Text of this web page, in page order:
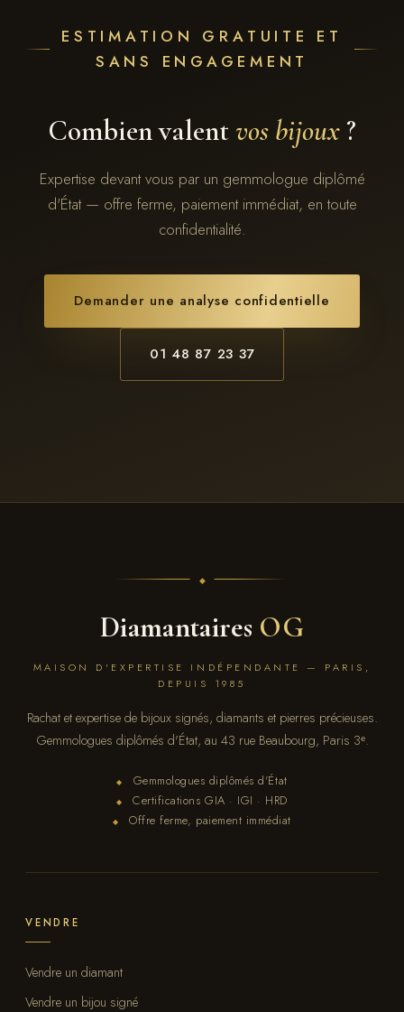
ESTIMATION GRATUITE ET
SANS ENGAGEMENT
Combien valentvos bijoux ?
Expertise devant vous par un gemmologue diplômé
d'État — offre ferme, paiement immédiat, en toute
confidentialité.
Demander une analyse confidentielle
01 48 87 23 37
Diamantaires OG
MAISON D'EXPERTISE INDÉPENDANTE — PARIS,
DEPUIS 1985
Rachat et expertise de bijoux signés, diamants et pierres précieuses.
Gemmologues diplômés d'État, au 43 rue Beaubourg, Paris 3ᵉ.
◆ Gemmologues diplômés d'État
◆ Certifications GIA · IGI · HRD
◆ Offre ferme, paiement immédiat
VENDRE
Vendre un diamant
Vendre un bijou signé